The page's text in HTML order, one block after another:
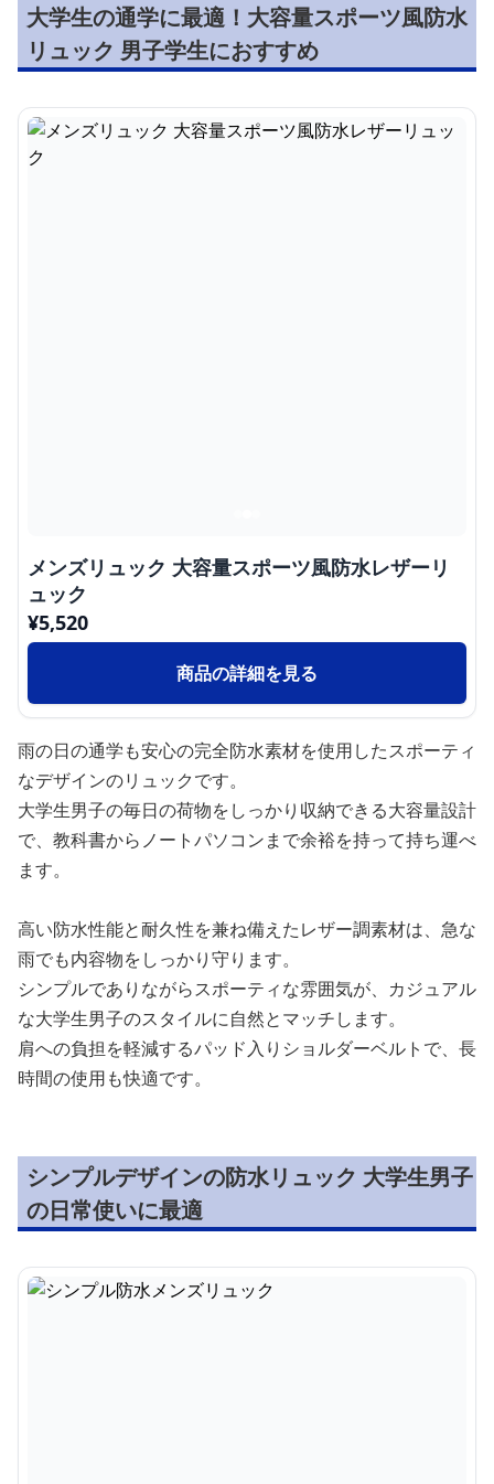
大学生の通学に最適！大容量スポーツ風防水
リュック 男子学生におすすめ
メンズリュック 大容量スポーツ風防水レザーリ
ュック
¥5,520
商品の詳細を見る
雨の日の通学も安心の完全防水素材を使用したスポーティ
なデザインのリュックです。
大学生男子の毎日の荷物をしっかり収納できる大容量設計
で、教科書からノートパソコンまで余裕を持って持ち運べ
ます。
高い防水性能と耐久性を兼ね備えたレザー調素材は、急な
雨でも内容物をしっかり守ります。
シンプルでありながらスポーティな雰囲気が、カジュアル
な大学生男子のスタイルに自然とマッチします。
肩への負担を軽減するパッド入りショルダーベルトで、長
時間の使用も快適です。
シンプルデザインの防水リュック 大学生男子
の日常使いに最適